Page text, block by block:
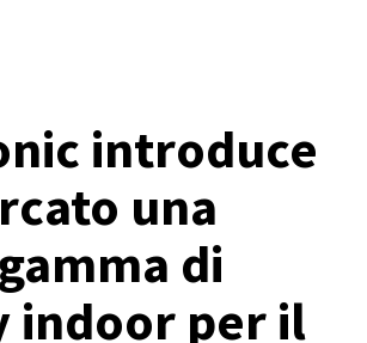
introduce
una
di
indoor per il